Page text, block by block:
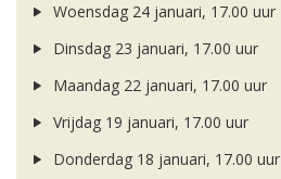
Woensdag 24 januari, 17.00 uur
Dinsdag 23 januari, 17.00 uur
Maandag 22 januari, 17.00 uur
Vrijdag 19 januari, 17.00 uur
Donderdag 18 januari, 17.00 uur